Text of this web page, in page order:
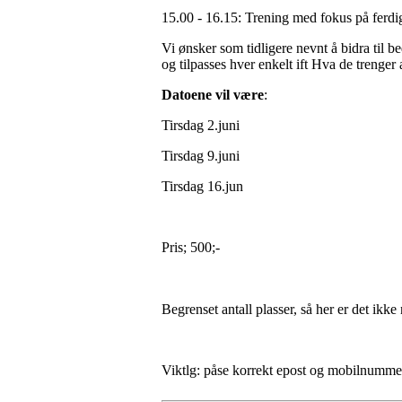
15.00 - 16.15: Trening med fokus på
Vi ønsker som tidligere nevnt å bidra til
og tilpasses hver enkelt ift Hva de
Datoene vil være:
Tirsdag 2.juni
Tirsdag 9.juni
Tirsdag 16.jun
Pris; 500;-
Begrenset antall plasser, så her er det
Viktlg: påse korrekt epost og